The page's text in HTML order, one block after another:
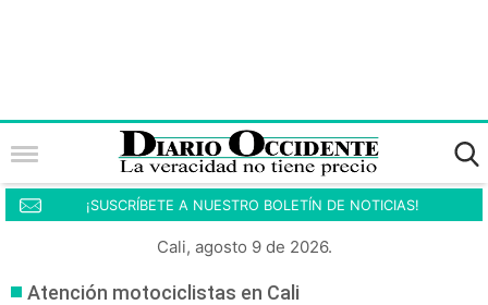
¡SUSCRÍBETE A NUESTRO BOLETÍN DE NOTICIAS!
Cali, agosto 9 de 2026.
Atención motociclistas en Cali